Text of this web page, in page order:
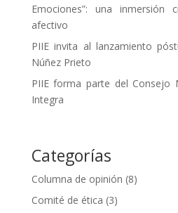
Emociones”: una inmersión
afectivo
PIIE invita al lanzamiento
Núñez Prieto
PIIE forma parte del Consejo
Integra
Categorías
Columna de opinión (8)
Comité de ética (3)